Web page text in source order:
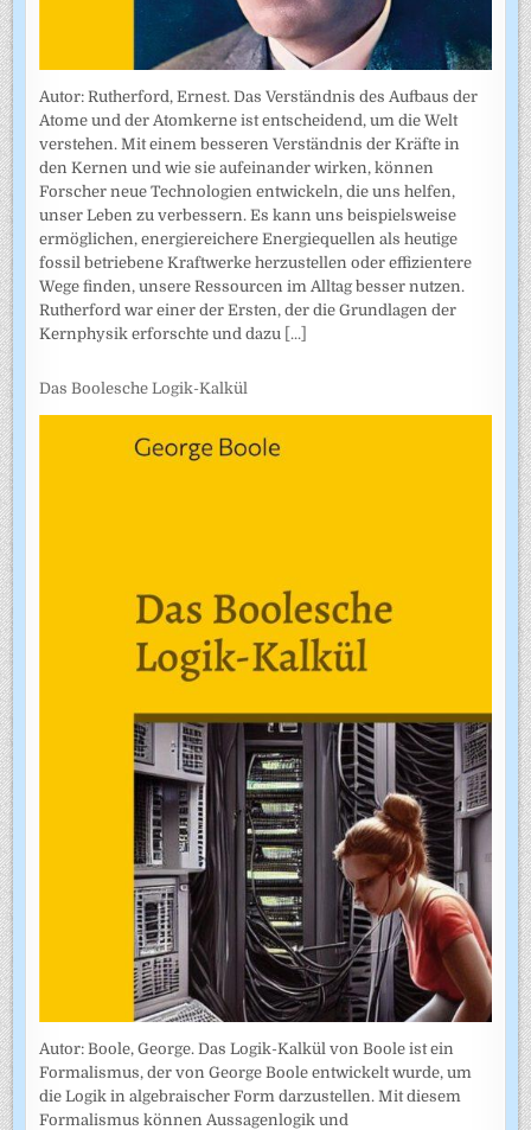
Autor: Rutherford, Ernest. Das Verständnis des Aufbaus der
Atome und der Atomkerne ist entscheidend, um die Welt
verstehen. Mit einem besseren Verständnis der Kräfte in
den Kernen und wie sie aufeinander wirken, können
Forscher neue Technologien entwickeln, die uns helfen,
unser Leben zu verbessern. Es kann uns beispielsweise
ermöglichen, energiereichere Energiequellen als heutige
fossil betriebene Kraftwerke herzustellen oder effizientere
Wege finden, unsere Ressourcen im Alltag besser nutzen.
Rutherford war einer der Ersten, der die Grundlagen der
Kernphysik erforschte und dazu [...]
Das Boolesche Logik-Kalkül
Autor: Boole, George. Das Logik-Kalkül von Boole ist ein
Formalismus, der von George Boole entwickelt wurde, um
die Logik in algebraischer Form darzustellen. Mit diesem
Formalismus können Aussagenlogik und